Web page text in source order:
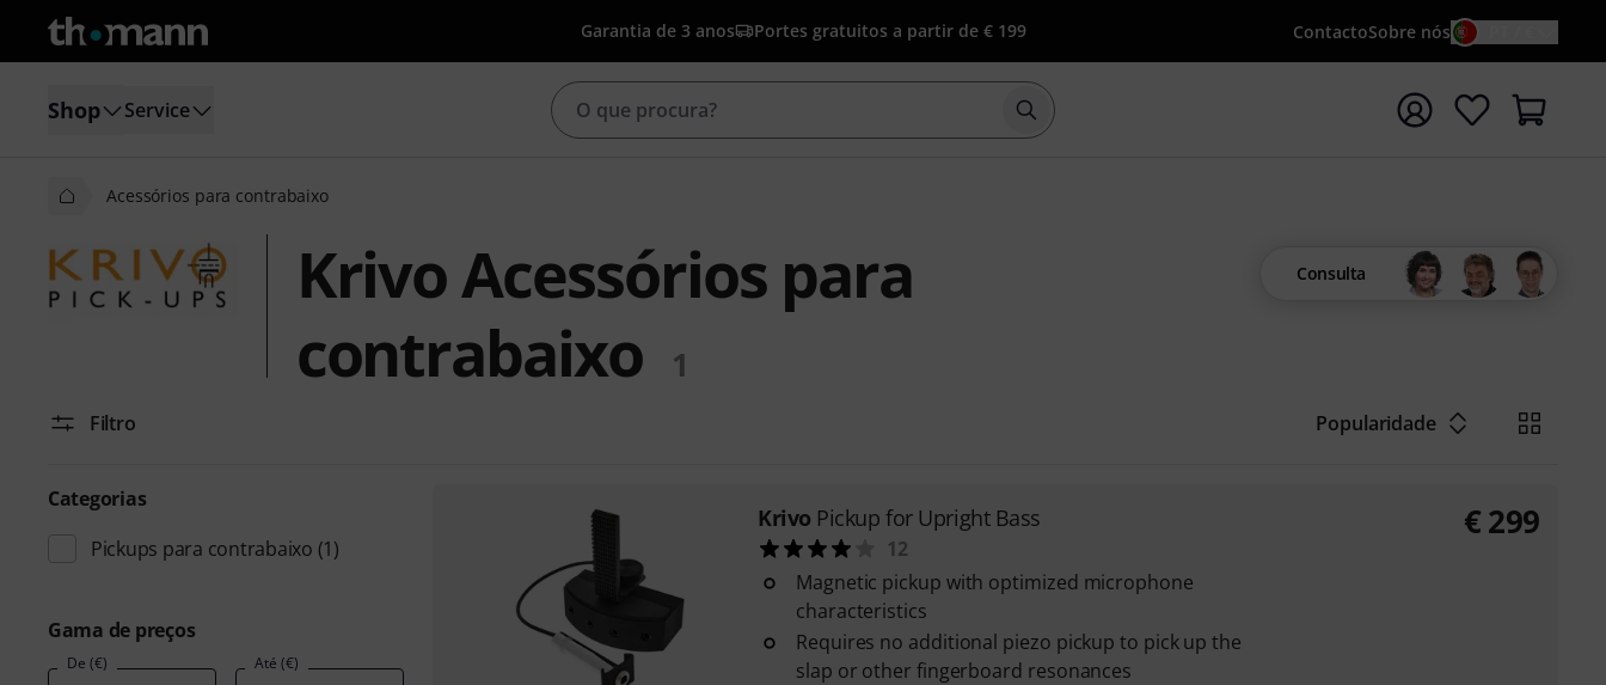
Garantia de 3 anos Portes gratuitos a partir de € 199 ContactoSobre nós
Shop Service Iniciar pesquisa com o termo de pesquisa {searchTerm}
Acessórios para contrabaixo
Krivo Acessórios para
contrabaixo
1
Consulta
Filtro Popularidade
Categorias
Pickups para contrabaixo (1)
Gama de preços
De (€) Até (€)
Krivo Pickup for Upright Bass
12
Magnetic pickup with optimized microphone
characteristics
Requires no additional piezo pickup to pick up the
slap or other fingerboard resonances
€299